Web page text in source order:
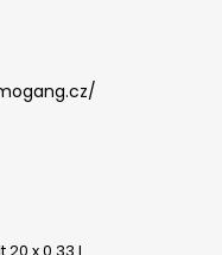
x 0.33 l